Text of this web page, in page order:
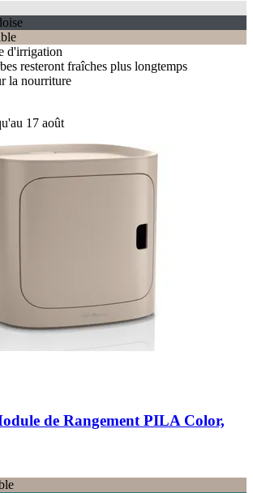
d'irrigation
resteront fraîches plus longtemps
la nourriture
17 août
de Rangement PILA Color,